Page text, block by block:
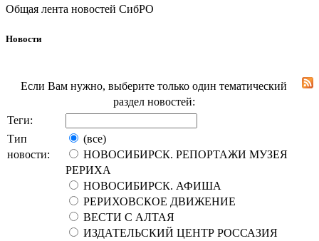
Общая лента новостей СибРО
Новости
Если Вам нужно, выберите только один тематический
раздел новостей:
Теги:
Тип
новости:
(все)
НОВОСИБИРСК. РЕПОРТАЖИ МУЗЕЯ
РЕРИХА
НОВОСИБИРСК. АФИША
РЕРИХОВСКОЕ ДВИЖЕНИЕ
ВЕСТИ С АЛТАЯ
ИЗДАТЕЛЬСКИЙ ЦЕНТР РОССАЗИЯ